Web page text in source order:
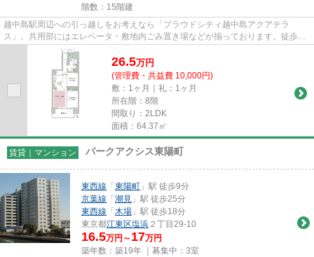
階数：15階建
越中島駅周辺への引っ越しをお考えなら「プラウドシティ越中島アクアテラ
ス」。共用部にはエレベータ・敷地内ごみ置き場などが揃っております。徒歩4
分の距離に駅がある物件で、通勤通...
26.5万円
(管理費・共益費 10,000円)
敷：1ヶ月｜礼：1ヶ月
所在階：8階
間取り：2LDK
面積：64.37㎡
賃貸｜マンション パークアクシス東陽町
東西線 「 東陽町 」駅 徒歩9分
京葉線 「 潮見 」駅 徒歩25分
東西線 「 木場 」駅 徒歩18分
東京都江東区塩浜 ２丁目29-10
16.5万円～ 17万円
築年数：築19年 ｜募集中： 3室